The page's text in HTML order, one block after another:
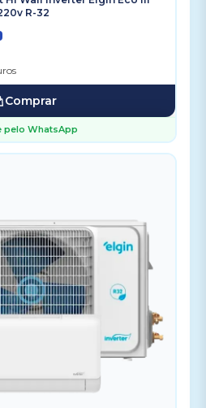
R-32
Comprar
pelo WhatsApp